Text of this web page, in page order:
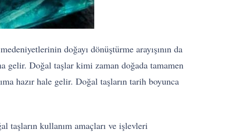
doğayı dönüştürme arayışının da
gelir. Doğal taşlar kimi zaman doğada tamamen
hazır hale gelir. Doğal taşların tarih boyunca
taşların kullanım amaçları ve işlevleri